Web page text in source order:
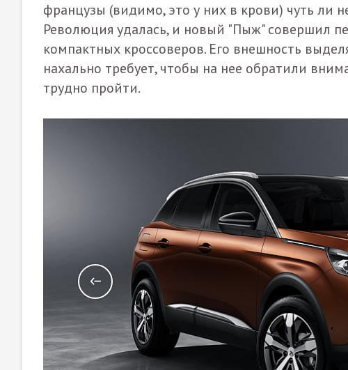
французы (видимо, это у них в крови) чуть ли
Революция удалась, и новый "Пыж" совершил
компактных кроссоверов. Его внешность
нахально требует, чтобы на нее обратили
трудно пройти.